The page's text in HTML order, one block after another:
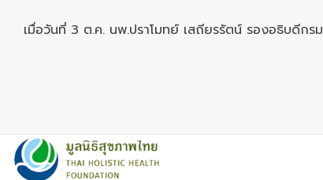
เมื่อวันที่ 3 ต.ค. นพ.ปราโมทย์ เสถียรรัตน์ รองอธิบดีกร